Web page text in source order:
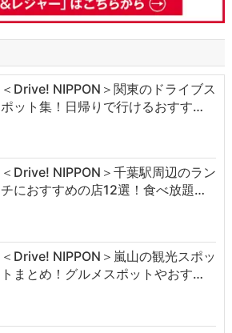
＜Drive! NIPPON＞関東のドライブス
ポット集！日帰りで行けるおすす…
＜Drive! NIPPON＞千葉駅周辺のラン
チにおすすめの店12選！食べ放題…
＜Drive! NIPPON＞嵐山の観光スポッ
トまとめ！グルメスポットやおす…